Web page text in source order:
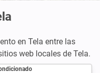
en Tela entre las
web locales de Tela.